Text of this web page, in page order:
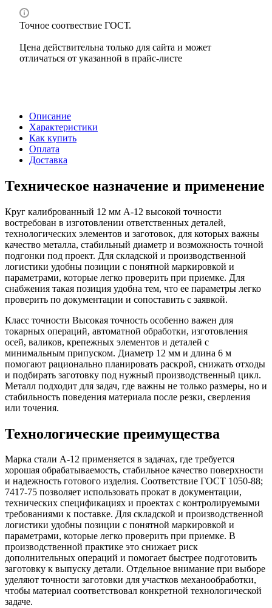
Точное соотвествие ГОСТ.
Цена действительна только для сайта и может
отличаться от указанной в прайс-листе
Описание
Характеристики
Как купить
Оплата
Доставка
Техническое назначение и применение
Круг калиброванный 12 мм А-12 высокой точности
востребован в изготовлении ответственных деталей,
технологических элементов и заготовок, для которых важны
качество металла, стабильный диаметр и возможность точной
подгонки под проект. Для складской и производственной
логистики удобны позиции с понятной маркировкой и
параметрами, которые легко проверить при приемке. Для
снабжения такая позиция удобна тем, что ее параметры легко
проверить по документации и сопоставить с заявкой.
Класс точности Высокая точность особенно важен для
токарных операций, автоматной обработки, изготовления
осей, валиков, крепежных элементов и деталей с
минимальным припуском. Диаметр 12 мм и длина 6 м
помогают рационально планировать раскрой, снижать отходы
и подбирать заготовку под нужный производственный цикл.
Металл подходит для задач, где важны не только размеры, но и
стабильность поведения материала после резки, сверления
или точения.
Технологические преимущества
Марка стали А-12 применяется в задачах, где требуется
хорошая обрабатываемость, стабильное качество поверхности
и надежность готового изделия. Соответствие ГОСТ 1050-88;
7417-75 позволяет использовать прокат в документации,
технических спецификациях и проектах с контролируемыми
требованиями к поставке. Для складской и производственной
логистики удобны позиции с понятной маркировкой и
параметрами, которые легко проверить при приемке. В
производственной практике это снижает риск
дополнительных операций и помогает быстрее подготовить
заготовку к выпуску детали. Отдельное внимание при выборе
уделяют точности заготовки для участков механообработки,
чтобы материал соответствовал конкретной технологической
задаче.